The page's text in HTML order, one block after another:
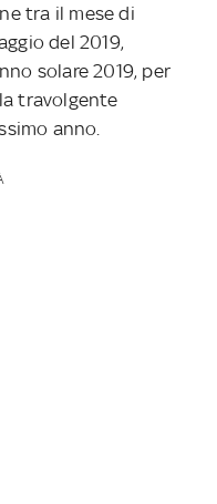
tra il mese di
del 2019,
solare 2019, per
travolgente
anno.